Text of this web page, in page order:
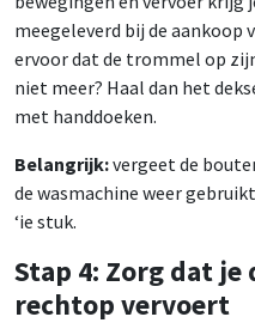
meegeleverd bij de aankoop
ervoor dat de trommel op
niet meer? Haal dan het
met handdoeken.
Belangrijk:vergeet de
de wasmachine weer
‘ie stuk.
Stap 4: Zorg dat je
rechtop vervoert